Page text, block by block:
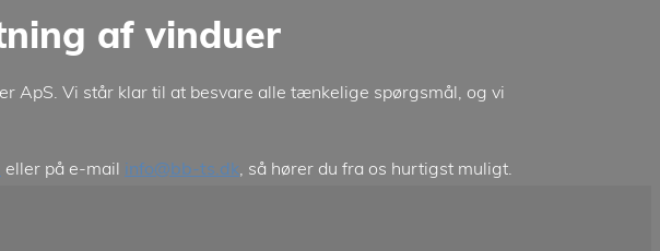
af vinduer
ApS.​ Vi står klar til at besvare alle tænkelige spørgsmål, og vi
eller på e-mail info@bb-ts.dk, så hører du fra os hurtigst muligt.